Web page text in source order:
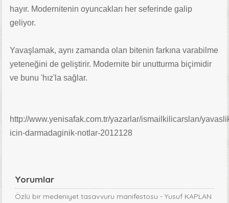
hayır. Modernitenin oyuncakları her seferinde galip
geliyor.
Yavaşlamak, aynı zamanda olan bitenin farkına varabilme
yeteneğini de geliştirir. Modernite bir unutturma biçimidir
ve bunu 'hız'la sağlar.
http://www.yenisafak.com.tr/yazarlar/ismailkilicarslan/
icin-darmadaginik-notlar-2012128
Yorumlar
Özlü bir medeniyet tasavvuru manifestosu - Yusuf KAPLAN